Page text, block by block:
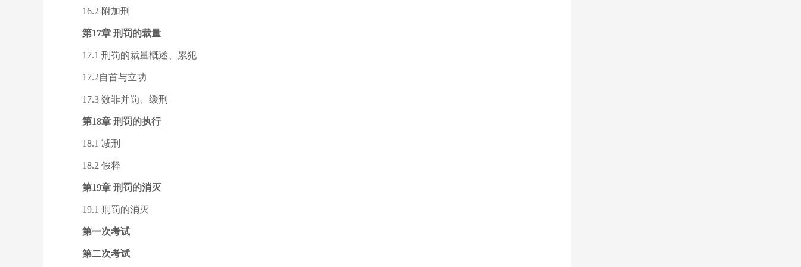
16.2 附加刑
第17章 刑罚的裁量
17.1 刑罚的裁量概述、累犯
17.2自首与立功
17.3 数罪并罚、缓刑
第18章 刑罚的执行
18.1 减刑
18.2 假释
第19章 刑罚的消灭
19.1 刑罚的消灭
第一次考试
第二次考试